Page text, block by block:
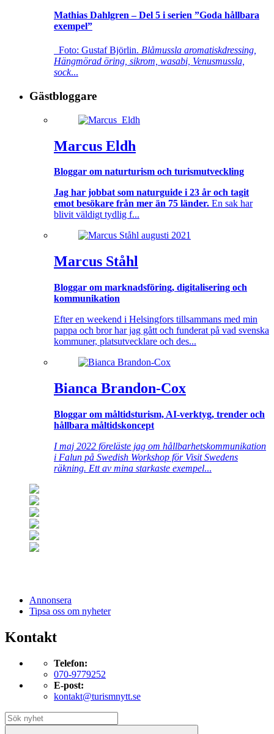
Mathias Dahlgren – Del 5 i serien ”Goda hållbara
exempel”
Foto: Gustaf Björlin. Blåmussla aromatiskdressing,
Hängmörad öring, sikrom, wasabi, Venusmussla,
sock...
Gästbloggare
Marcus Eldh
Bloggar om naturturism och turismutveckling
Jag har jobbat som naturguide i 23 år och tagit
emot besökare från mer än 75 länder. En sak har
blivit väldigt tydlig f...
Marcus Ståhl
Bloggar om marknadsföring, digitalisering och
kommunikation
Efter en weekend i Helsingfors tillsammans med min
pappa och bror har jag gått och funderat på vad svenska
kommuner, platsutvecklare och des...
Bianca Brandon-Cox
Bloggar om måltidsturism, AI-verktyg, trender och
hållbara måltidskoncept
I maj 2022 föreläste jag om hållbarhetskommunikation
i Falun på Swedish Workshop för Visit Swedens
räkning. Ett av mina starkaste exempel...
Annonsera
Tipsa oss om nyheter
Kontakt
Telefon:
070-9779252
E-post:
kontakt@turismnytt.se